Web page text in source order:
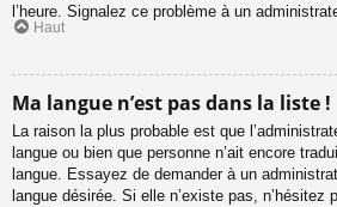
l’heure. Signalez ce problème à un
Haut
Ma langue n’est pas dans la liste !
La raison la plus probable est que
langue ou bien que personne n’ait encore
langue. Essayez de demander à un
langue désirée. Si elle n’existe pas, n’hésitez